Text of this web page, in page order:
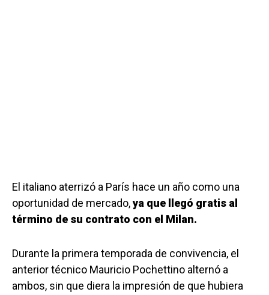
El italiano aterrizó a París hace un año como una
oportunidad de mercado,ya que llegó gratis al
término de su contrato con el Milan.
Durante la primera temporada de convivencia, el
anterior técnico Mauricio Pochettino alternó a
ambos, sin que diera la impresión de que hubiera